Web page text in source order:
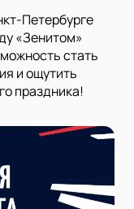
Петербурге
«Зенитом»
стать
и ощутить
праздника!